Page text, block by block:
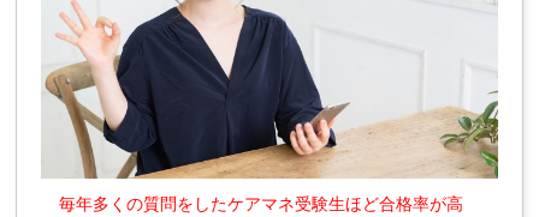
毎年多くの質問をしたケアマネ受験生ほど合格率が高